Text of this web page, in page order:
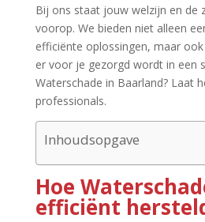
Bij ons staat jouw welzijn en de
voorop.​ We bieden niet alleen
efficiënte oplossingen, maar
er voor je gezorgd wordt in een
Waterschade in Baarland? Laat
professionals.​
Inhoudsopgave
Hoe
efficiënt